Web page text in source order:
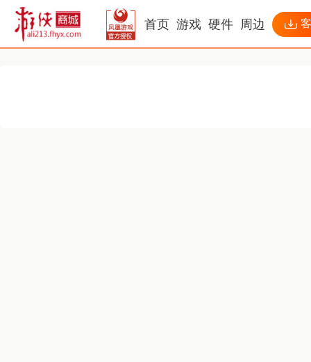
首页 游戏 硬件 周边